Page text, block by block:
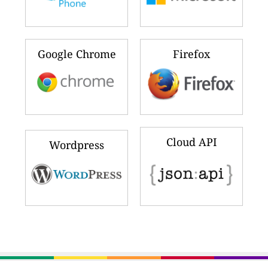
Google Chrome Firefox
Wordpress Cloud API